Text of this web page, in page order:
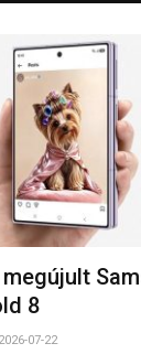
8
2026-07-22